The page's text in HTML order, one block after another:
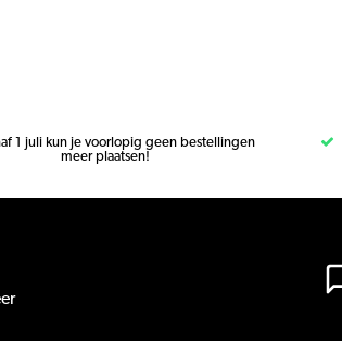
1 juli kun je voorlopig geen bestellingen
meer plaatsen!